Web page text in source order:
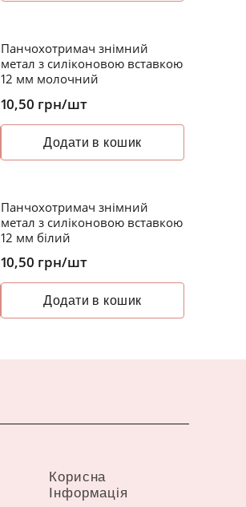
Панчохотримач знімний
метал з силіконовою вставкою
12 мм молочний
10,50 грн/шт
Додати в кошик
Панчохотримач знімний
метал з силіконовою вставкою
12 мм білий
10,50 грн/шт
Додати в кошик
Корисна
Інформація